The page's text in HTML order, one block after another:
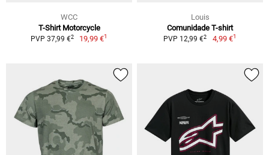
WCC
T-Shirt Motorcycle
PVP 37,99 €2 19,99 €1
Louis
Comunidade T-shirt
PVP 12,99 €2 4,99 €1